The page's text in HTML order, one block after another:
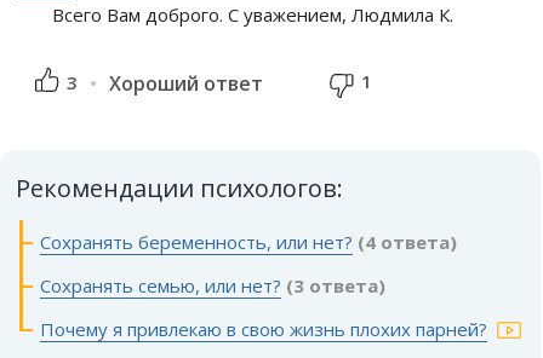
Всего Вам доброго. С уважением, Людмила К.
3 Хороший ответ 1
Рекомендации психологов:
Сохранять беременность, или нет? (4 ответа)
Сохранять семью, или нет? (3 ответа)
Почему я привлекаю в свою жизнь плохих парней?